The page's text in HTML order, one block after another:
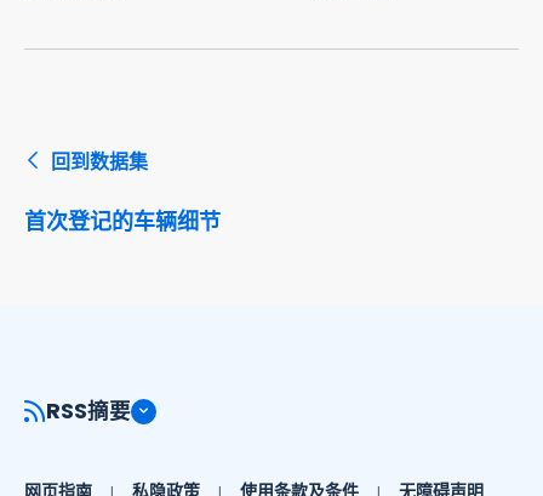
回到数据集
首次登记的车辆细节
RSS摘要
网页指南 私隐政策 使用条款及条件 无障碍声明